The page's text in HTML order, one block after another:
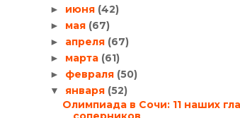
► июня (42)
► мая (67)
► апреля (67)
► марта (61)
► февраля (50)
▼ января (52)
Олимпиада в Сочи: 11 наших